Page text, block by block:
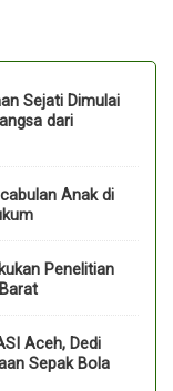
Sejati Dimulai
dari
Anak di
Penelitian
Aceh, Dedi
Sepak Bola